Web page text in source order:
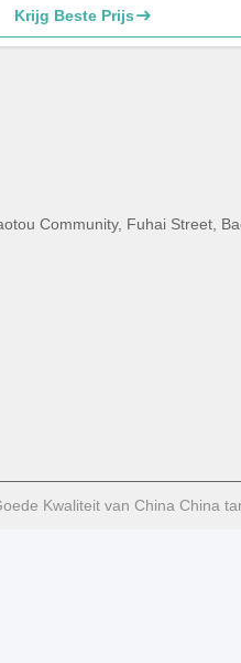
Krijg Beste Prijs
Community, Fuhai Street,
Kwaliteit van China China